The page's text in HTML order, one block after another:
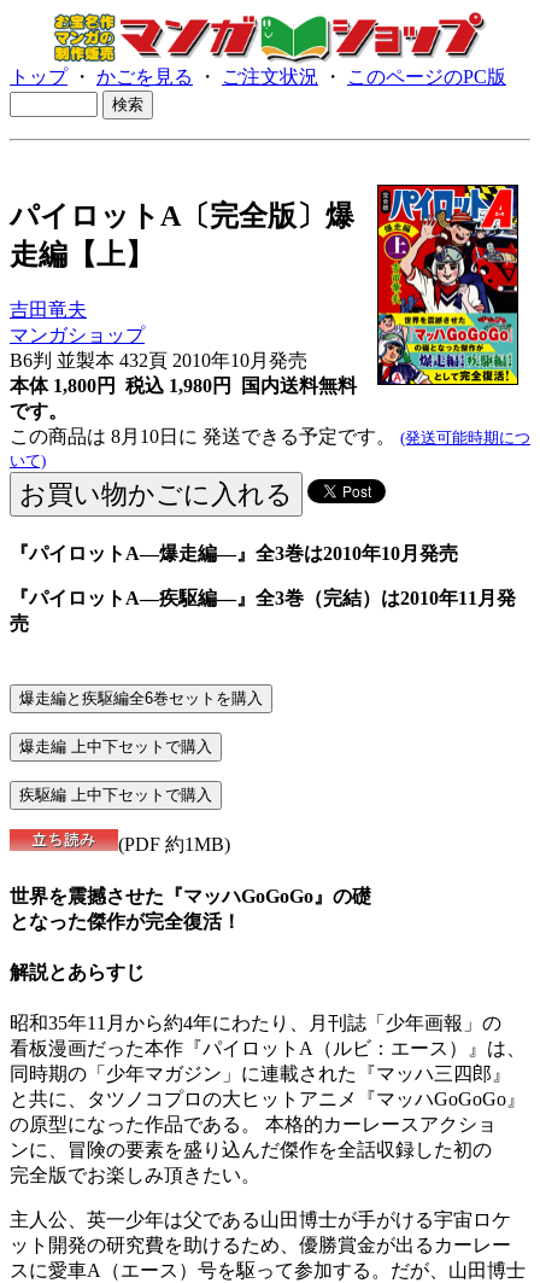
トップ・ かごを見る ・ ご注文状況 ・ このページのPC版
パイロットA〔完全版〕爆
走編【上】
吉田竜夫
マンガショップ
B6判 並製本 432頁 2010年10月発売
本体 1,800円 税込 1,980円
国内送料無料
です。
この商品は 8月10日に 発送できる予定です。 (発送可能時期につ
いて)
『パイロットA―爆走編―』全3巻は2010年10月発売
『パイロットA―疾駆編―』全3巻（完結）は2010年11月発
売
(PDF 約1MB)
世界を震撼させた『マッハGoGoGo』の礎
となった傑作が完全復活！
解説とあらすじ
昭和35年11月から約4年にわたり、月刊誌「少年画報」の
看板漫画だった本作『パイロットA（ルビ：エース）』は、
同時期の「少年マガジン」に連載された『マッハ三四郎』
と共に、タツノコプロの大ヒットアニメ『マッハGoGoGo』
の原型になった作品である。 本格的カーレースアクショ
ンに、冒険の要素を盛り込んだ傑作を全話収録した初の
完全版でお楽しみ頂きたい。
主人公、英一少年は父である山田博士が手がける宇宙ロケ
ット開発の研究費を助けるため、優勝賞金が出るカーレー
スに愛車A（エース）号を駆って参加する。だが、山田博士